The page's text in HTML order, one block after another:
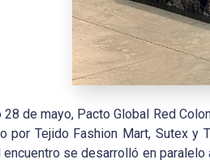
28 de mayo, Pacto Global Red
por Tejido Fashion Mart, Sutex
encuentro se desarrolló en